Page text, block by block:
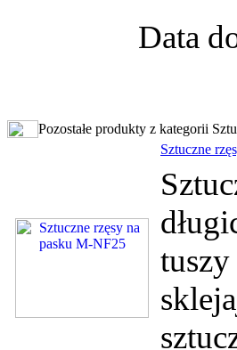
Data
Pozostałe produkty z kategorii
Sztuczne